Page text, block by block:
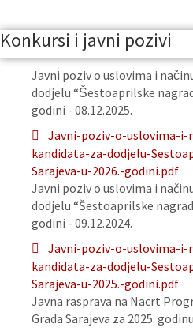
Konkursi i javni pozivi
Javni poziv o uslovima i
dodjelu “Šestoaprilske
godini - 08.12.2025.
Javni-poziv-o-uslovima-i-
kandidata-za-dodjelu-
Sarajeva-u-2026.-godini.pdf
Javni poziv o uslovima i
dodjelu “Šestoaprilske
godini - 09.12.2024.
Javni-poziv-o-uslovima-i-
kandidata-za-dodjelu-
Sarajeva-u-2025.-godini.pdf
Javna rasprava na Nacrt
Grada Sarajeva za 2025.